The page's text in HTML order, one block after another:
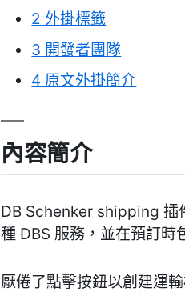
2 外掛標籤
3 開發者團隊
4 原文外掛簡介
內容簡介
DB Schenker shipping 插
種 DBS 服務，並在預訂時
厭倦了點擊按鈕以創建運